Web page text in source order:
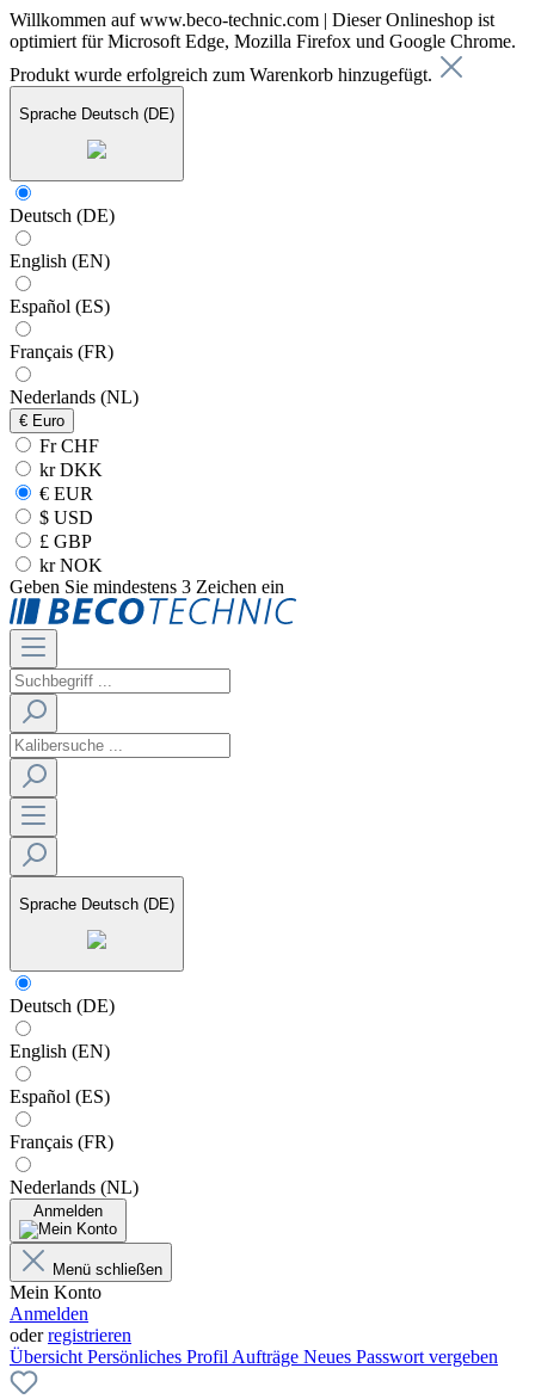
Willkommen auf www.beco-technic.com | Dieser Onlineshop ist
optimiert für Microsoft Edge, Mozilla Firefox und Google Chrome.
Produkt wurde erfolgreich zum Warenkorb hinzugefügt.
Sprache Deutsch (DE)
Deutsch (DE)
English (EN)
Español (ES)
Français (FR)
Nederlands (NL)
€ Euro
Fr CHF
kr DKK
€ EUR
$ USD
£ GBP
kr NOK
Geben Sie mindestens 3 Zeichen ein
Sprache Deutsch (DE)
Deutsch (DE)
English (EN)
Español (ES)
Français (FR)
Nederlands (NL)
Anmelden
Menü schließen
Mein Konto
Anmelden
oderregistrieren
Übersicht Persönliches Profil Aufträge Neues Passwort vergeben